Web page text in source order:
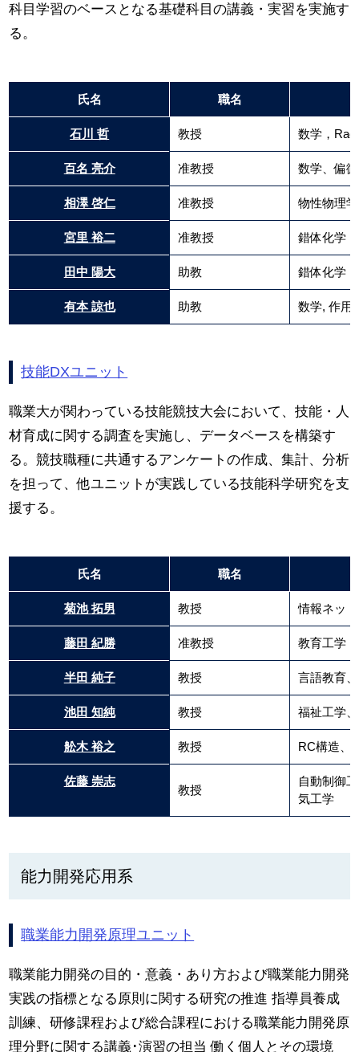
科目学習のベースとなる基礎科目の講義・実習を実施す
る。
氏名 職名
石川 哲 教授 数学，
百名 亮介 准教授 数学、偏
相澤 啓仁 准教授 物性物理学
宮里 裕二 准教授 錯体化学
田中 陽大 助教 錯体化学
有本 諒也 助教 数学, 作用
技能DXユニット
職業大が関わっている技能競技大会において、技能・人
材育成に関する調査を実施し、データベースを構築す
る。競技職種に共通するアンケートの作成、集計、分析
を担って、他ユニットが実践している技能科学研究を支
援する。
氏名 職名
菊池 拓男 教授 情報ネッ
藤田 紀勝 准教授 教育工学
半田 純子 教授 言語教育
池田 知純 教授 福祉工学
舩木 裕之 教授 RC構造、
佐藤 崇志
教授
自動制御
気工学
能力開発応用系
職業能力開発原理ユニット
職業能力開発の目的・意義・あり方および職業能力開発
実践の指標となる原則に関する研究の推進 指導員養成
訓練、研修課程および総合課程における職業能力開発原
理分野に関する講義･演習の担当 働く個人とその環境